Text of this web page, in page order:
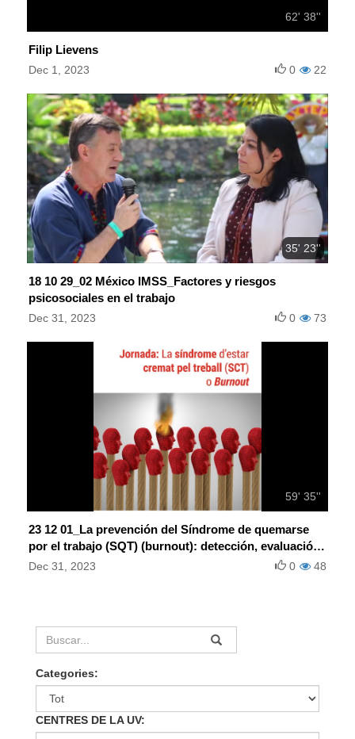
62' 38''
Filip Lievens
Dec 1, 2023 22
0
35' 23''
18 10 29_02 México IMSS_Factores y riesgos
psicosociales en el trabajo
Dec 31, 2023 73
0
59' 35''
23 12 01_La prevención del Síndrome de quemarse
por el trabajo (SQT) (burnout): detección, evaluación
e intervención
Dec 31, 2023 48
0
Categories:
CENTRES DE LA UV: